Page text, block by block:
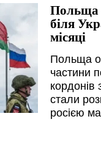
Польща
біля
місяці
Польща
частини
стали
росією